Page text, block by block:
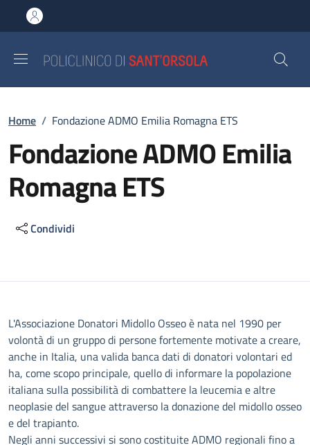
al contenuto principale
to footer content
Briciole di pane
Home / Fondazione ADMO Emilia Romagna ETS
Fondazione ADMO Emilia
Romagna ETS
Condividi
Descrizione
L'Associazione Donatori Midollo Osseo è nata nel 1990 per
volontà di un gruppo di persone fortemente motivate a creare,
anche in Italia, una valida banca dati di donatori volontari ed
ha, come scopo principale, quello di informare la popolazione
italiana sulla possibilità di combattere la leucemia e altre
neoplasie del sangue attraverso la donazione del midollo osseo
e del trapianto.
Negli anni successivi si sono costituite ADMO regionali fino a